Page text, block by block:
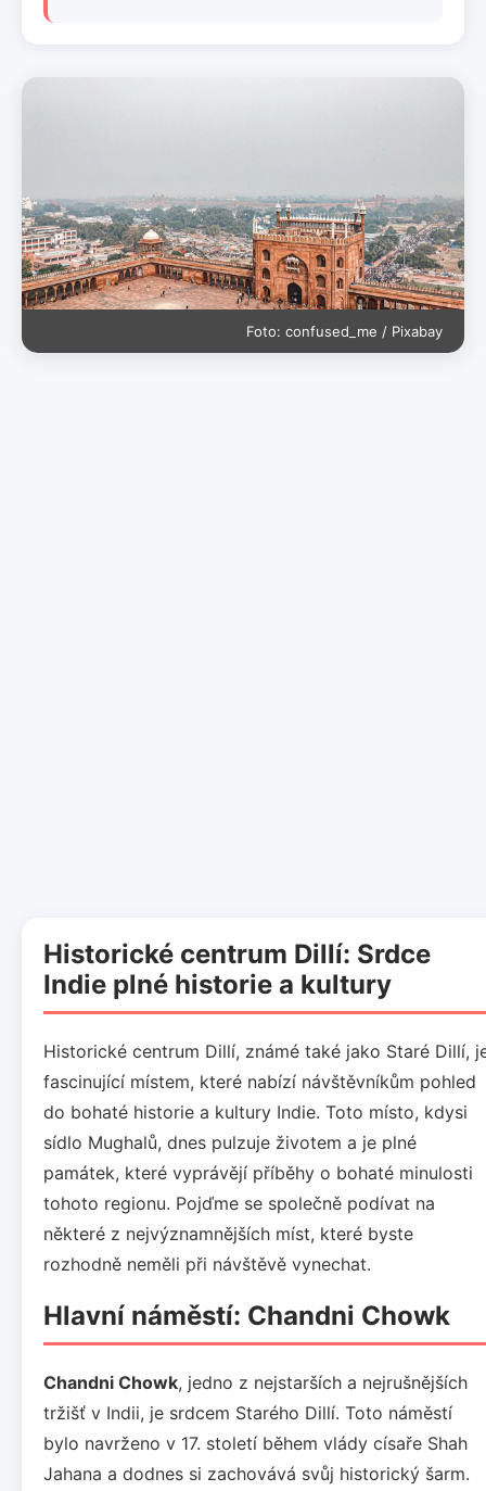
Foto: confused_me / Pixabay
Historické centrum Dillí: Srdce
Indie plné historie a kultury
Historické centrum Dillí, známé také jako Staré Dillí,
fascinující místem, které nabízí návštěvníkům pohled
do bohaté historie a kultury Indie. Toto místo, kdysi
sídlo Mughalů, dnes pulzuje životem a je plné
památek, které vyprávějí příběhy o bohaté minulosti
tohoto regionu. Pojďme se společně podívat na
některé z nejvýznamnějších míst, které byste
rozhodně neměli při návštěvě vynechat.
Hlavní náměstí: Chandni Chowk
Chandni Chowk, jedno z nejstarších a nejrušnějších
tržišť v Indii, je srdcem Starého Dillí. Toto náměstí
bylo navrženo v 17. století během vlády císaře Shah
Jahana a dodnes si zachovává svůj historický šarm.